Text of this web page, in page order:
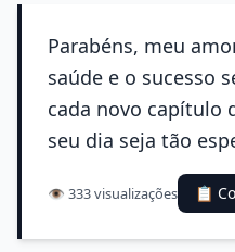
Parabéns, meu
saúde e o sucesso
cada novo capítulo
seu dia seja tão
👁️ 333 visualizações 📋